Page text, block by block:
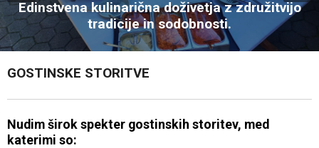
Edinstvena kulinarična doživetja z združitvijo
tradicije in sodobnosti.
GOSTINSKE STORITVE
Nudim širok spekter gostinskih storitev, med
katerimi so: